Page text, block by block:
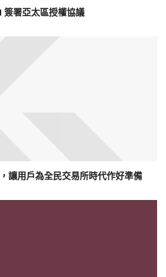
簽署亞太區授權協議
讓用戶為全民交易所時代作好準備